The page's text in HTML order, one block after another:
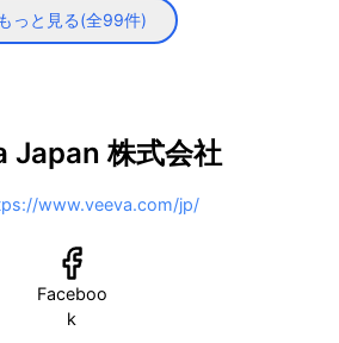
もっと見る(全99件)
Japan 株式会社
www.veeva.com/jp/
Faceboo
k